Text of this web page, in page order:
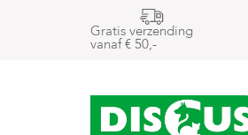
Gratis verzending
vanaf € 50,-